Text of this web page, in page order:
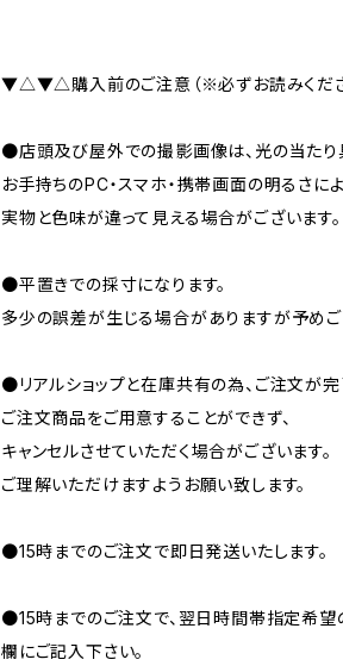
▼△▼△購入前のご注意（※必ずお読みく
●店頭及び屋外での撮影画像は、光の当たり
お手持ちのPC・スマホ・携帯画面の明るさによ
実物と色味が違って見える場合がございます。
●平置きでの採寸になります。
多少の誤差が生じる場合がありますが予めご
●リアルショップと在庫共有の為、ご注文が
ご注文商品をご用意することができず、
キャンセルさせていただく場合がございます。
ご理解いただけますようお願い致します。
●15時までのご注文で即日発送いたします。
●15時までのご注文で、翌日時間帯指定希望
欄にご記入下さい。